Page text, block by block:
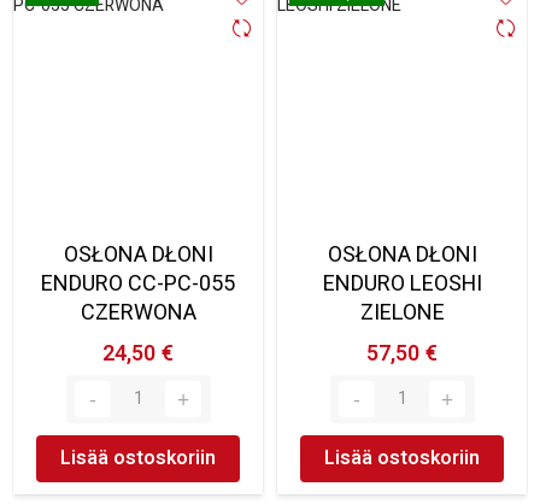
OSŁONA DŁONI
ENDURO CC-PC-055
CZERWONA
24,50 €
Lisää ostoskoriin
OSŁONA DŁONI
ENDURO LEOSHI
ZIELONE
57,50 €
Lisää ostoskoriin